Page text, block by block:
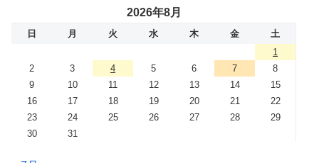
2026年8月
日 月 火 水 木 金
土
1
2
3 4 5 6 7
8
9
10 11 12 13 14
15
16
17 18 19 20 21
22
23
24 25 26 27 28
29
30
31